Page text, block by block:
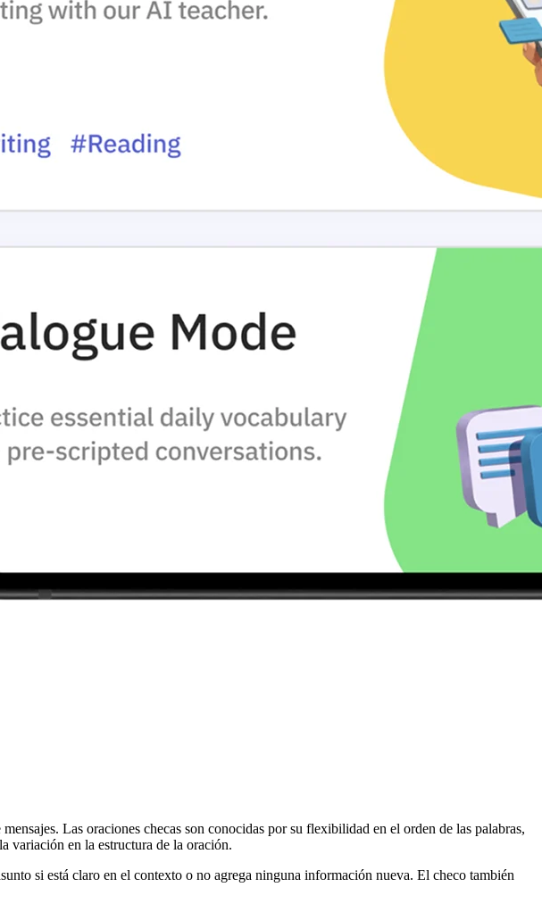
Las oraciones checas son conocidas por su flexibilidad en el orden de las palabras,
variación en la estructura de la oración.
si está claro en el contexto o no agrega ninguna información nueva. El checo también